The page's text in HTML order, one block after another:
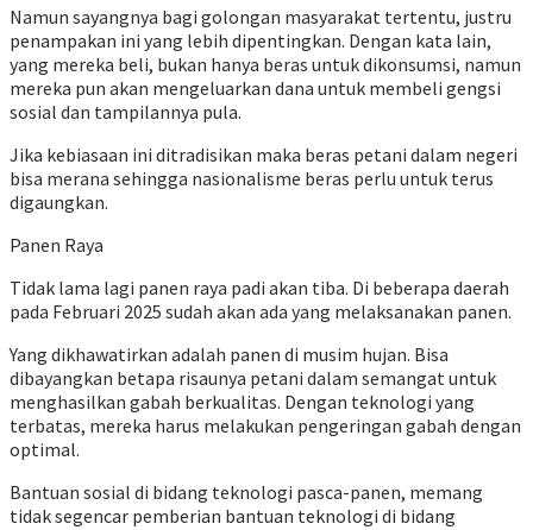
Namun sayangnya bagi golongan masyarakat tertentu, justru
penampakan ini yang lebih dipentingkan. Dengan kata lain,
yang mereka beli, bukan hanya beras untuk dikonsumsi, namun
mereka pun akan mengeluarkan dana untuk membeli gengsi
sosial dan tampilannya pula.
Jika kebiasaan ini ditradisikan maka beras petani dalam negeri
bisa merana sehingga nasionalisme beras perlu untuk terus
digaungkan.
Panen Raya
Tidak lama lagi panen raya padi akan tiba. Di beberapa daerah
pada Februari 2025 sudah akan ada yang melaksanakan panen.
Yang dikhawatirkan adalah panen di musim hujan. Bisa
dibayangkan betapa risaunya petani dalam semangat untuk
menghasilkan gabah berkualitas. Dengan teknologi yang
terbatas, mereka harus melakukan pengeringan gabah dengan
optimal.
Bantuan sosial di bidang teknologi pasca-panen, memang
tidak segencar pemberian bantuan teknologi di bidang